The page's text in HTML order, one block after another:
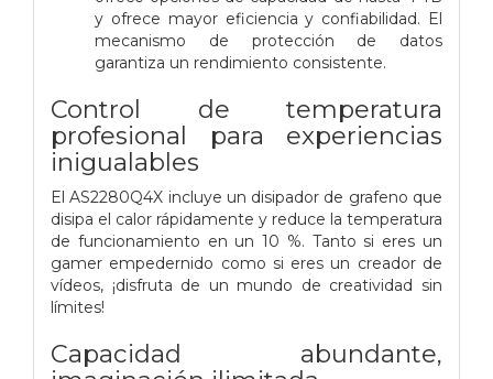
y ofrece mayor eficiencia y confiabilidad. El
mecanismo de protección de datos
garantiza un rendimiento consistente.
Control de temperatura
profesional para experiencias
inigualables
El AS2280Q4X incluye un disipador de grafeno que
disipa el calor rápidamente y reduce la temperatura
de funcionamiento en un 10 %. Tanto si eres un
gamer empedernido como si eres un creador de
vídeos, ¡disfruta de un mundo de creatividad sin
límites!
Capacidad abundante,